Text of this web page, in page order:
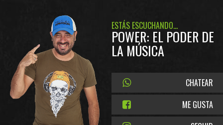
ESTÁS ESCUCHANDO...
POWER: EL PODER DE
LA MÚSICA
CHATEAR
ME GUSTA